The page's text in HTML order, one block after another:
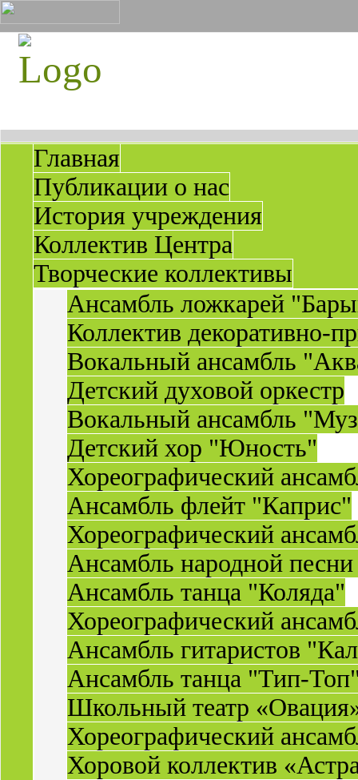
Главная
Публикации о нас
История учреждения
Коллектив Центра
Творческие коллективы
Ансамбль ложкарей
Коллектив декоративно-
Вокальный ансамбль
Детский духовой оркестр
Вокальный ансамбль
Детский хор "Юность"
Хореографический
Ансамбль флейт "Каприс"
Хореографический
Ансамбль народной
Ансамбль танца "Коляда"
Хореографический
Ансамбль гитаристов
Ансамбль танца "Тип-
Школьный театр
Хореографический
Хоровой коллектив